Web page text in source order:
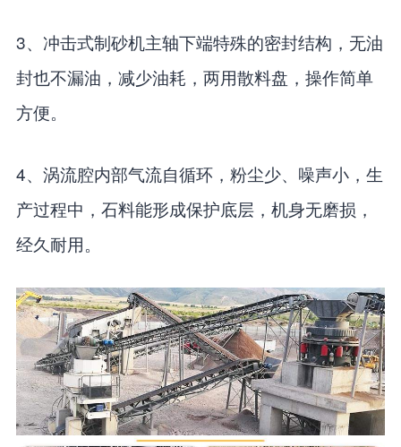
3、冲击式制砂机主轴下端特殊的密封结构，无油
封也不漏油，减少油耗，两用散料盘，操作简单
方便。
4、涡流腔内部气流自循环，粉尘少、噪声小，生
产过程中，石料能形成保护底层，机身无磨损，
经久耐用。